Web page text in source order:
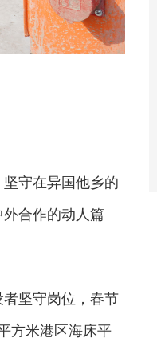
守在异国他乡的
合作的动人篇
坚守岗位，春节
方米港区海床平